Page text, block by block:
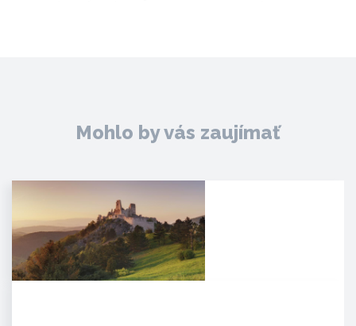
Mohlo by vás zaujímať